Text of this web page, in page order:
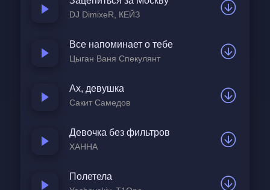
И меняются года,
Теперь раз и навсегда.
Теперь раз и навсегда.
Счастье — рядом быть с тобой,
Улыбаться каждый день,
И холодную метель.
Счастье — рядом быть с тобой,
DJ DimixeR, КЕЙЗ
Все напоминает о тебе
Цыган Ваня Спекулянт
Ах, девушка
Сакит Самедов
Девочка без фильтров
ХАННА
Полетела